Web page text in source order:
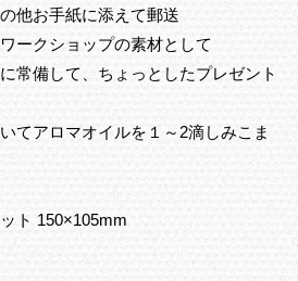
他お手紙に添えて郵送
ークショップの素材として
常備して、ちょっとしたプレゼント
てアロマオイルを１～2滴しみこま
ト 150×105mm